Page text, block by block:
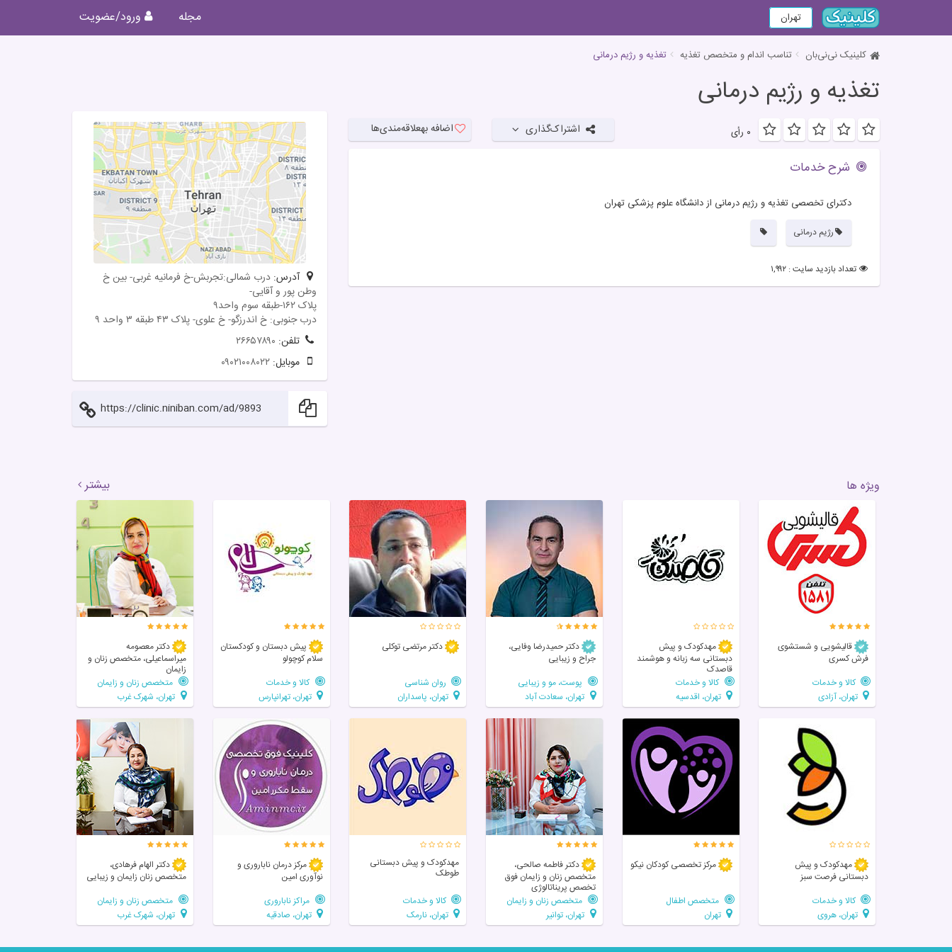
تهران مجله ورود/عضویت
کلینیک نی‌نی‌بان تناسب اندام و متخصص تغذیه تغذیه و رژیم درمانی
تغذیه و رژیم درمانی
۰ رأی اشتراک‌گذاری اضافه بهعلاقه‌مندی‌ها
شرح خدمات
دکترای تخصصی تغذیه و رژیم درمانی از دانشگاه علوم پزشکی تهران
رژیم درمانی
تعداد بازدید سایت : ۱,۹۹۲ آدرس: درب شمالی:تجربش-خ فرمانیه غربی- بین خ
وطن پور و آقایی-
پلاک ۱۶۲-طبقه سوم واحد۹
درب جنوبی: خ اندرزگو- خ علوی- پلاک ۴۳ طبقه ۳ واحد ۹
تلفن: ۲۶۶۵۷۸۹۰
موبایل: ۰۹۰۲۱۰۰۸۰۲۲
https://clinic.niniban.com/ad/9893
ویژه ها بیشتر
قالیشویی و شستشوی
فرش کسری
کالا و خدمات
تهران، آزادی
مهدکودک و پیش
دبستانی سه زبانه و هوشمند
قاصدک
کالا و خدمات
تهران، اقدسیه
دکتر حمیدرضا وفایی،
جراح و زیبایی
پوست، مو و زیبایی
تهران، سعادت آباد
دکتر مرتضی توکلی
روان شناسی
تهران، پاسداران
پیش دبستان و کودکستان
سلام کوچولو
کالا و خدمات
تهران، تهرانپارس
دکتر معصومه
میراسماعیلی، متخصص زنان و
زایمان
متخصص زنان و زایمان
تهران، شهرک غرب
مهدکودک و پیش
دبستانی فرصت سبز
کالا و خدمات
تهران، هروی
مرکز تخصصی‌ کودکان‌ نیکو
متخصص اطفال
تهران
دکتر فاطمه صالحی،
متخصص زنان و زایمان فوق
تخصص پریناتالوژی
متخصص زنان و زایمان
تهران، توانیر
مهدکودک و پیش دبستانی
طوطک
کالا و خدمات
تهران، نارمک
مرکز درمان ناباروری و
نوآوری امین
مراکز ناباروری
تهران، صادقیه
دکتر الهام فرهادی،
متخصص زنان زايمان و زیبایی
متخصص زنان و زایمان
تهران، شهرک غرب